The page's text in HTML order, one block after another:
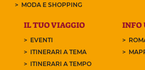
MODA E SHOPPING
IL TUO VIAGGIO
EVENTI
ITINERARI A TEMA
ITINERARI A TEMPO
INFO